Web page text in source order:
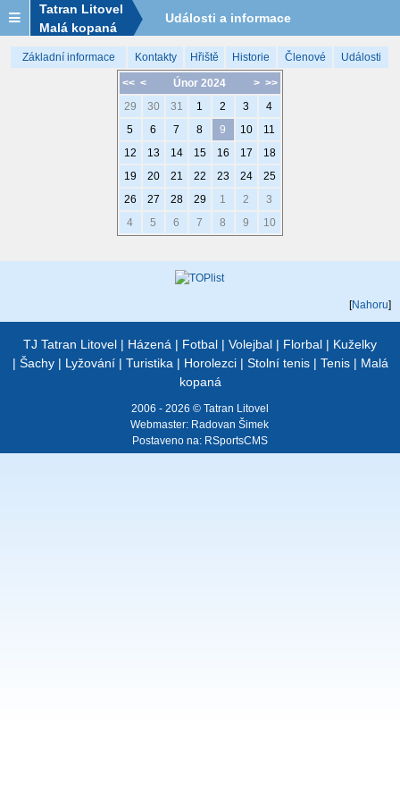
Tatran Litovel
Malá kopaná
Události a informace
Základní informace Kontakty Hřiště Historie Členové Události
<< < > >>
Únor 2024
29
30 31 1 2 3
4
5
6 7 8 9 10
11
12
13 14 15 16 17
18
19
20 21 22 23 24
25
26
27 28 29 1 2
3
4
5 6 7 8 9 10
[Nahoru]
TJ Tatran Litovel | Házená | Fotbal | Volejbal | Florbal | Kuželky
| Šachy| Lyžování| Turistika | Horolezci| Stolní tenis| Tenis| Malá
kopaná
2006 - 2026 © Tatran Litovel
Webmaster: Radovan Šimek
Postaveno na: RSportsCMS